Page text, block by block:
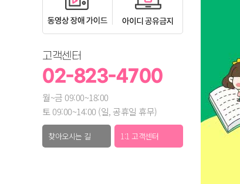
고객센터
02-823-4700
월~금 09:00~18:00
토 09:00~14:00 (일, 공휴일 휴무)
찾아오시는 길 1:1 고객센터